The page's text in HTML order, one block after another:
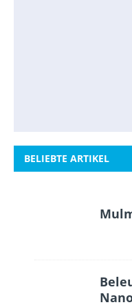
BELIEBTE ARTIKEL